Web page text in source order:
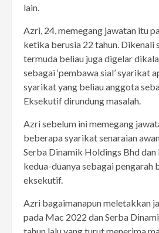
lain.
Azri, 24, memegang jawatan itu
ketika berusia 22 tahun. Dikenali
termuda beliau juga digelar
sebagai ‘pembawa sial’ syarikat
syarikat yang beliau anggota
Eksekutif dirundung masalah.
Azri sebelum ini memegang
beberapa syarikat senaraian
Serba Dinamik Holdings Bhd
kedua-duanya sebagai pengarah
eksekutif.
Azri bagaimanapun meletakkan
pada Mac 2022 dan Serba